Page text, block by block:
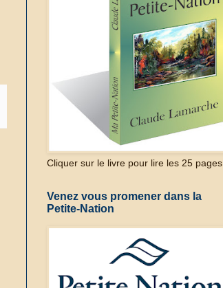
Cliquer sur le livre pour lire les 25 pages
Venez vous promener dans la
Petite-Nation